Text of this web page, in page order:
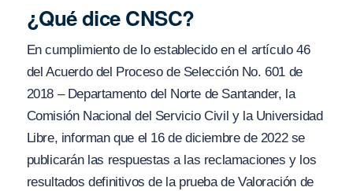
¿Qué dice CNSC?
En cumplimiento de lo establecido en el artículo 46
del Acuerdo del Proceso de Selección No. 601 de
2018 – Departamento del Norte de Santander, la
Comisión Nacional del Servicio Civil y la Universidad
Libre, informan que el 16 de diciembre de 2022 se
publicarán las respuestas a las reclamaciones y los
resultados definitivos de la prueba de Valoración de